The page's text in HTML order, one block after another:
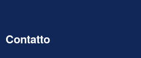
Contatto